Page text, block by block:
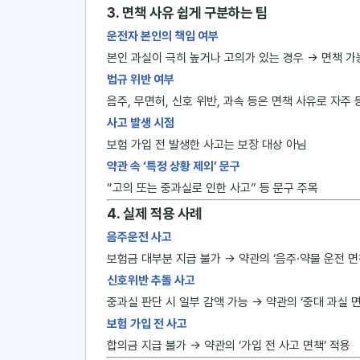
3. 면책 사유 쉽게 구분하는 팁
운전자 본인의 책임 여부
본인 과실이 극히 높거나 고의가 있는 경우 → 면책 가
법규 위반 여부
음주, 무면허, 신호 위반, 과속 등은 면책 사유로 자주
사고 발생 시점
보험 가입 전 발생한 사고는 보장 대상 아님
약관 속 ‘특정 상황 제외’ 문구
“고의 또는 중과실로 인한 사고” 등 문구 주목
4. 실제 적용 사례
음주운전 사고
보험금 대부분 지급 불가 → 약관의 ‘음주·약물 운전 면
신호위반 추돌 사고
중과실 판단 시 일부 감액 가능 → 약관의 ‘중대 과실
보험 가입 전 사고
합의금 지급 불가 → 약관의 ‘가입 전 사고 면책’ 적용